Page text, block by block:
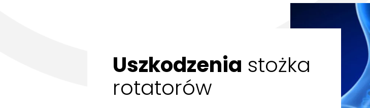
Uszkodzenia stożka
rotatorów